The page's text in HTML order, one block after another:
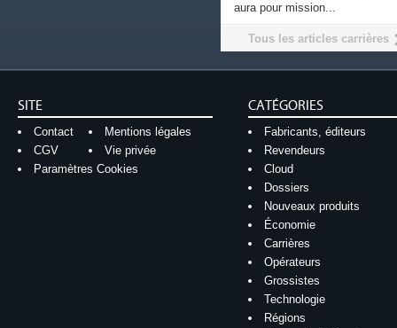
aura pour mission...
Tous les articles carrières
SITE
Contact
Mentions légales
CGV
Vie privée
Paramètres Cookies
CATÉGORIES
Fabricants, éditeurs
Revendeurs
Cloud
Dossiers
Nouveaux produits
Économie
Carrières
Opérateurs
Grossistes
Technologie
Régions